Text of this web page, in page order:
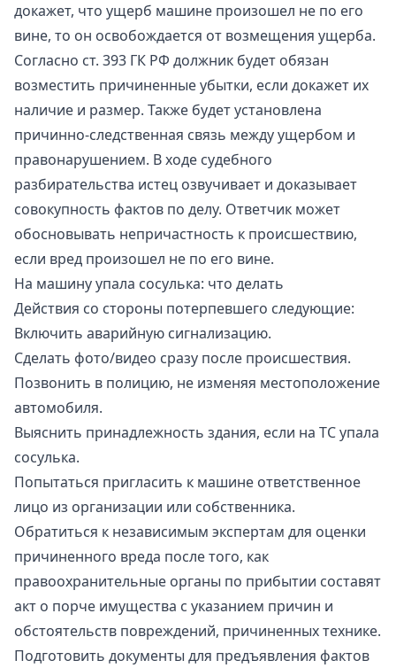
докажет, что ущерб машине произошел не по его
вине, то он освобождается от возмещения ущерба.
Согласно ст. 393 ГК РФ должник будет обязан
возместить причиненные убытки, если докажет их
наличие и размер. Также будет установлена
причинно-следственная связь между ущербом и
правонарушением. В ходе судебного
разбирательства истец озвучивает и доказывает
совокупность фактов по делу. Ответчик может
обосновывать непричастность к происшествию,
если вред произошел не по его вине.
На машину упала сосулька: что делать
Действия со стороны потерпевшего следующие:
Включить аварийную сигнализацию.
Сделать фото/видео сразу после происшествия.
Позвонить в полицию, не изменяя местоположение
автомобиля.
Выяснить принадлежность здания, если на ТС упала
сосулька.
Попытаться пригласить к машине ответственное
лицо из организации или собственника.
Обратиться к независимым экспертам для оценки
причиненного вреда после того, как
правоохранительные органы по прибытии составят
акт о порче имущества с указанием причин и
обстоятельств повреждений, причиненных технике.
Подготовить документы для предъявления фактов